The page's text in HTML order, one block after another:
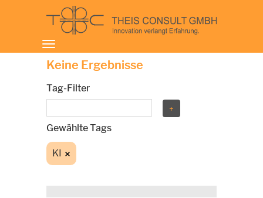
Toggle
navigation
Keine Ergebnisse
Tag-Filter
Gewählte Tags
KI